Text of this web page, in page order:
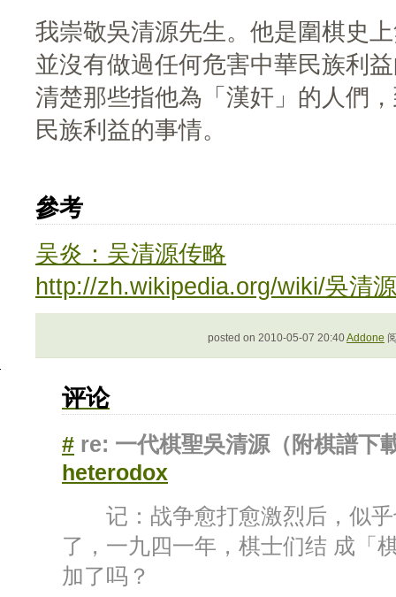
我崇敬吳清源先生。他是圍棋史
並沒有做過任何危害中華民族利
清楚那些指他為「漢奸」的人們
民族利益的事情。
參考
吴炎：吴清源传略
http://zh.wikipedia.org/wiki/吳清源
posted on 2010-05-07 20:40Addone
评论
# re: 一代棋聖吳清源（附棋譜下
heterodox
记：战争愈打愈激烈后，似乎
了，一九四一年，棋士们结 成「
加了吗？